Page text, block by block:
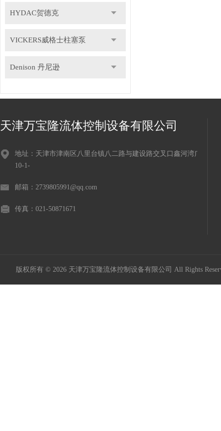
HYDAC贺德克
VICKERS威格士柱塞泵
Denison 丹尼逊
天津万宝隆流体控制设备有限公司
地址：天津市津南区八里台镇八二路与建设路交叉口鑫河湾广场
10-1-
邮箱：2739805991@qq.com
传真：021-50871671
版权所有 © 2026 天津万宝隆流体控制设备有限公司 All Rights